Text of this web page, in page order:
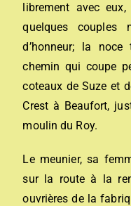
librement avec
quelques couples
d’honneur; la
chemin qui coupe
coteaux de Suze et
Crest à Beaufort,
moulin du Roy.
Le meunier, sa
sur la route à la
ouvrières de la